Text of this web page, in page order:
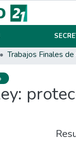
Trabajos Finales de